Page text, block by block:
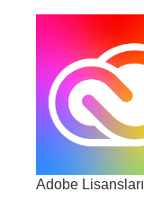
Adobe Lisansları